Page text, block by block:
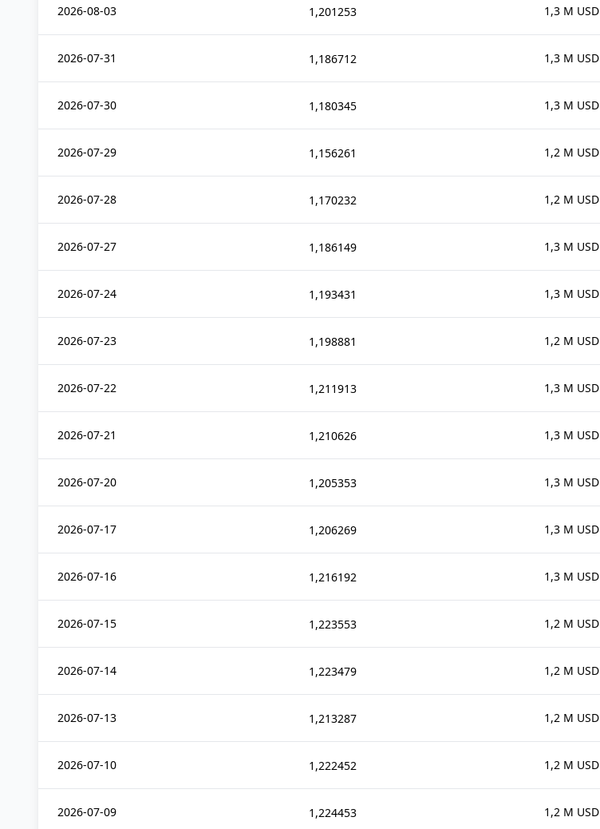
2026-08-03 1,201253 1,3 M USD
2026-07-31 1,186712 1,3 M USD
2026-07-30 1,180345 1,3 M USD
2026-07-29 1,156261 1,2 M USD
2026-07-28 1,170232 1,2 M USD
2026-07-27 1,186149 1,3 M USD
2026-07-24 1,193431 1,3 M USD
2026-07-23 1,198881 1,2 M USD
2026-07-22 1,211913 1,3 M USD
2026-07-21 1,210626 1,3 M USD
2026-07-20 1,205353 1,3 M USD
2026-07-17 1,206269 1,3 M USD
2026-07-16 1,216192 1,3 M USD
2026-07-15 1,223553 1,2 M USD
2026-07-14 1,223479 1,2 M USD
2026-07-13 1,213287 1,2 M USD
2026-07-10 1,222452 1,2 M USD
2026-07-09 1,224453 1,2 M USD